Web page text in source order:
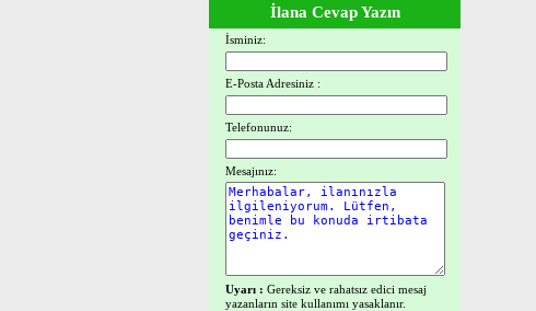
İlana Cevap Yazın
İsminiz:
E-Posta Adresiniz :
Telefonunuz:
Mesajınız:
Uyarı :Gereksiz ve rahatsız edici mesaj
yazanların site kullanımı yasaklanır.